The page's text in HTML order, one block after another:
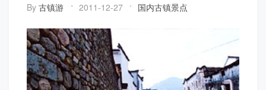
By 古镇游 2011-12-27 国内古镇景点